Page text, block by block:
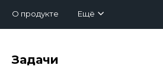
О продукте Ещё
Задачи